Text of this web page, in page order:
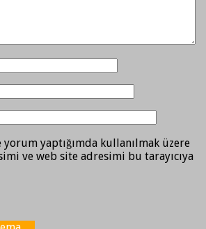
yaptığımda kullanılmak üzere
ve web site adresimi bu tarayıcıya